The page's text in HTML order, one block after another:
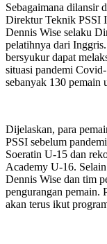
Sebagaimana dilansir
Direktur Teknik PSSI
Dennis Wise selaku
pelatihnya dari
bersyukur dapat
situasi pandemi
sebanyak 130 pemain
Dijelaskan, para
PSSI sebelum
Soeratin U-15 dan
Academy U-16.
Dennis Wise dan tim
pengurangan pemain.
akan terus ikut